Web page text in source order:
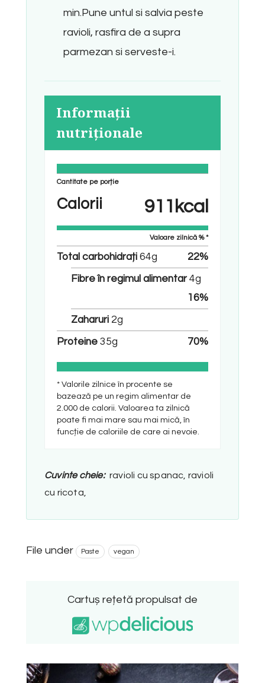
min.Pune untul si salvia peste
ravioli, rasfira de a supra
parmezan si serveste-i.
Informații
nutriționale
Cantitate pe porție
Calorii 911 kcal
Valoare zilnică % *
Total carbohidrați 64g 22%
Fibre în regimul alimentar 4g
16%
Zaharuri 2g
Proteine 35g 70%
* Valorile zilnice în procente se
bazează pe un regim alimentar de
2.000 de calorii. Valoarea ta zilnică
poate fi mai mare sau mai mică, în
funcție de caloriile de care ai nevoie.
Cuvinte cheie: ravioli cu spanac, ravioli
cu ricota,
File under Paste vegan
Cartuș rețetă propulsat de